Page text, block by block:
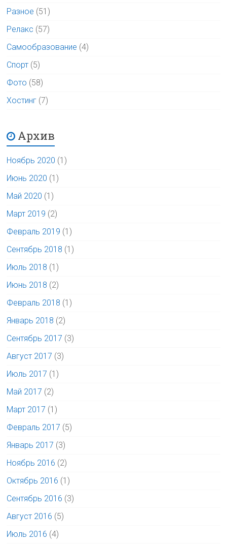
Разное (51)
Релакс (57)
Самообразование (4)
Спорт (5)
Фото (58)
Хостинг (7)
Архив
Ноябрь 2020 (1)
Июнь 2020 (1)
Май 2020 (1)
Март 2019 (2)
Февраль 2019 (1)
Сентябрь 2018 (1)
Июль 2018 (1)
Июнь 2018 (2)
Февраль 2018 (1)
Январь 2018 (2)
Сентябрь 2017 (3)
Август 2017 (3)
Июль 2017 (1)
Май 2017 (2)
Март 2017 (1)
Февраль 2017 (5)
Январь 2017 (3)
Ноябрь 2016 (2)
Октябрь 2016 (1)
Сентябрь 2016 (3)
Август 2016 (5)
Июль 2016 (4)